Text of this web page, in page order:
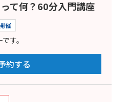
て何？60分入門講座
催
す。
約する